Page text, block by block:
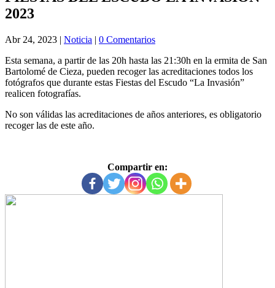
2023
Abr 24, 2023 | Noticia | 0 Comentarios
Esta semana, a partir de las 20h hasta las 21:30h en la ermita de San
Bartolomé de Cieza, pueden recoger las acreditaciones todos los
fotógrafos que durante estas Fiestas del Escudo “La Invasión”
realicen fotografías.
No son válidas las acreditaciones de años anteriores, es obligatorio
recoger las de este año.
Compartir en: